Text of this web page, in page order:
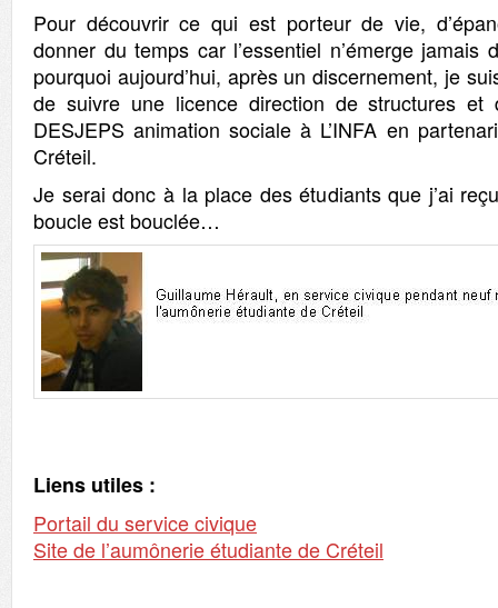
Pour découvrir ce qui est porteur de vie,
donner du temps car l’essentiel n’émerge jamais
pourquoi aujourd’hui, après un discernement, je
de suivre une licence direction de structures et
DESJEPS animation sociale à L’INFA en
Créteil.
Je serai donc à la place des étudiants que j’ai
boucle est bouclée…
Liens utiles :
Portail du service civique
Site de l’aumônerie étudiante de Créteil